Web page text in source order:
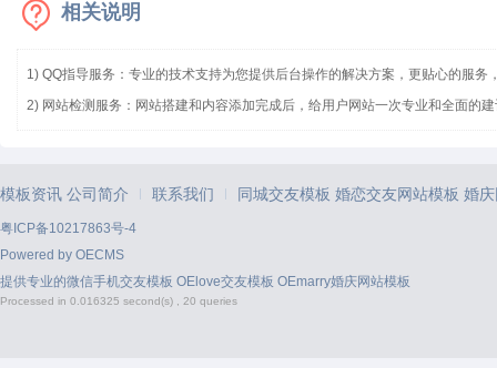
相关说明
1) QQ指导服务：专业的技术支持为您提供后台操作的解决方案，更贴心的服务
2) 网站检测服务：网站搭建和内容添加完成后，给用户网站一次专业和全面的
模板资讯 公司简介 联系我们 同城交友模板 婚恋交友网站模板 婚
粤ICP备10217863号-4
Powered by OECMS
提供专业的微信手机交友模板 OElove交友模板 OEmarry婚庆网站模板
Processed in 0.016325 second(s) , 20 queries